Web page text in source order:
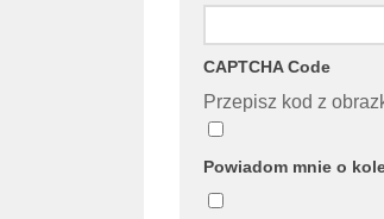
CAPTCHA Code
Przepisz kod z
Powiadom mnie o